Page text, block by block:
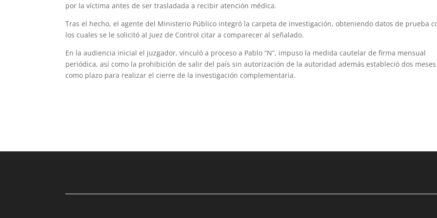
por la víctima antes de ser trasladada a recibir atención médica.
Tras el hecho, el agente del Ministerio Público integró la carpeta de investigación, obteniendo datos de prueba
los cuales se le solicitó al Juez de Control citar a comparecer al señalado.
En la audiencia inicial el juzgador, vinculó a proceso a Pablo “N”, impuso la medida cautelar de firma mensual
periódica, así como la prohibición de salir del país sin autorización de la autoridad además estableció dos meses
como plazo para realizar el cierre de la investigación complementaria.